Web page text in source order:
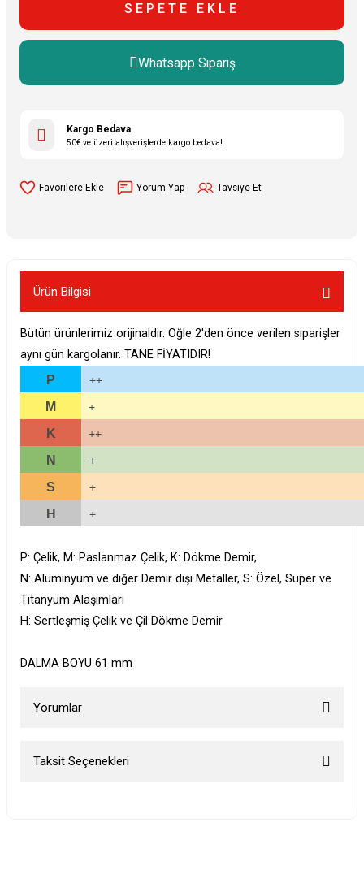
SEPETE EKLE
Whatsapp Sipariş
Kargo Bedava
50€ ve üzeri alışverişlerde kargo bedava!
Yorum Yap Tavsiye Et
Ürün Bilgisi
Bütün ürünlerimiz orijinaldir. Öğle 2'den önce verilen siparişler
aynı gün kargolanır. TANE FİYATIDIR!
P
++
M +
K ++
N +
S +
H +
P: Çelik, M: Paslanmaz Çelik, K: Dökme Demir,
N: Alüminyum ve diğer Demir dışı Metaller, S: Özel, Süper ve
Titanyum Alaşımları
H: Sertleşmiş Çelik ve Çil Dökme Demir
DALMA BOYU 61 mm
Yorumlar
Taksit Seçenekleri